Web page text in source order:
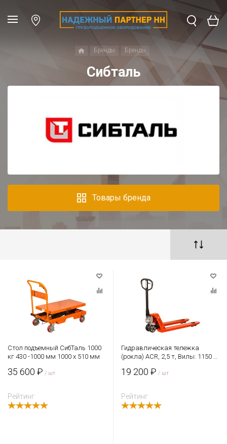
Бренды Бренды
Сибталь
Товары бренда
Стол подъемный СибТаль 1000
кг 430 -1000 мм 1000 х 510 мм
35 600 ₽ / шт
Рейтинг
Гидравлическая тележка
(рокла) ACR, 2,5 т, Вилы: 1150 Х
19 200 ₽ / шт
Рейтинг